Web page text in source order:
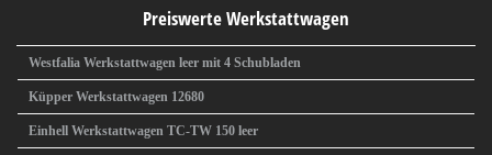
Preiswerte Werkstattwagen
Westfalia Werkstattwagen leer mit 4 Schubladen
Küpper Werkstattwagen 12680
Einhell Werkstattwagen TC-TW 150 leer